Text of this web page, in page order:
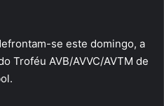
se este domingo, a
Troféu AVB/AVVC/AVTM de